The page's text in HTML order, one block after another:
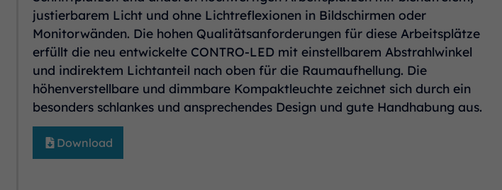
justierbarem Licht und ohne Lichtreflexionen in Bildschirmen oder
Monitorwänden. Die hohen Qualitätsanforderungen für diese Arbeitsplätze
erfüllt die neu entwickelte CONTRO-LED mit einstellbarem Abstrahlwinkel
und indirektem Lichtanteil nach oben für die Raumaufhellung. Die
höhenverstellbare und dimmbare Kompaktleuchte zeichnet sich durch ein
besonders schlankes und ansprechendes Design und gute Handhabung aus.
Download